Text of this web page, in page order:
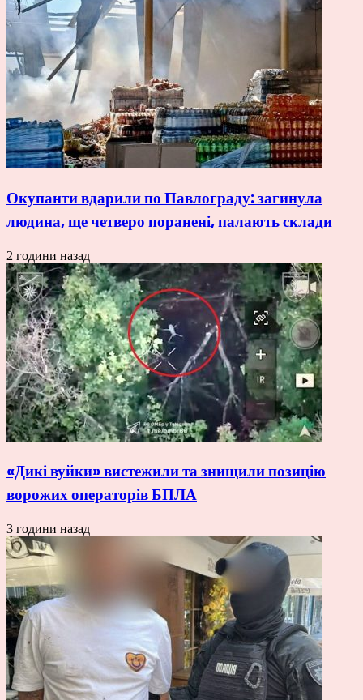
Окупанти вдарили по Павлограду: загинула
людина, ще четверо поранені, палають склади
2 години назад
«Дикі вуйки» вистежили та знищили позицію
ворожих операторів БПЛА
3 години назад